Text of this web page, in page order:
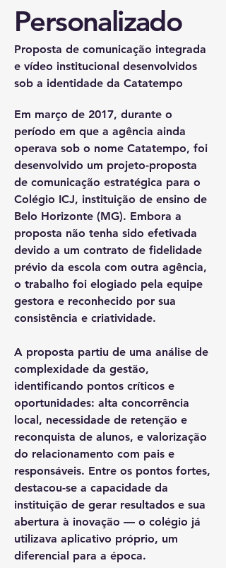
Personalizado
Proposta de comunicação integrada
e vídeo institucional desenvolvidos
sob a identidade da Catatempo
Em março de 2017, durante o
período em que a agência ainda
operava sob o nome Catatempo, foi
desenvolvido um projeto-proposta
de comunicação estratégica para o
Colégio ICJ, instituição de ensino de
Belo Horizonte (MG). Embora a
proposta não tenha sido efetivada
devido a um contrato de fidelidade
prévio da escola com outra agência,
o trabalho foi elogiado pela equipe
gestora e reconhecido por sua
consistência e criatividade.
A proposta partiu de uma análise de
complexidade da gestão,
identificando pontos críticos e
oportunidades: alta concorrência
local, necessidade de retenção e
reconquista de alunos, e valorização
do relacionamento com pais e
responsáveis. Entre os pontos fortes,
destacou-se a capacidade da
instituição de gerar resultados e sua
abertura à inovação — o colégio já
utilizava aplicativo próprio, um
diferencial para a época.